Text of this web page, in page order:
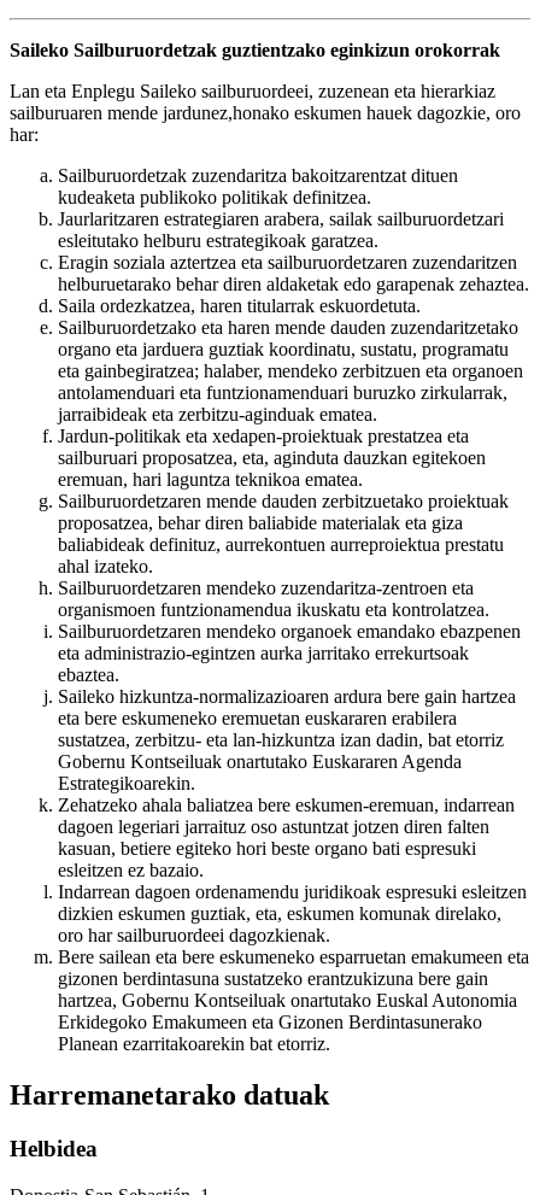
Saileko Sailburuordetzak guztientzako eginkizun orokorrak
Lan eta Enplegu Saileko sailburuordeei, zuzenean eta hierarkiaz
sailburuaren mende jardunez,honako eskumen hauek dagozkie, oro
har:
Sailburuordetzak zuzendaritza bakoitzarentzat dituen
kudeaketa publikoko politikak definitzea.
Jaurlaritzaren estrategiaren arabera, sailak sailburuordetzari
esleitutako helburu estrategikoak garatzea.
Eragin soziala aztertzea eta sailburuordetzaren zuzendaritzen
helburuetarako behar diren aldaketak edo garapenak zehaztea.
Saila ordezkatzea, haren titularrak eskuordetuta.
Sailburuordetzako eta haren mende dauden zuzendaritzetako
organo eta jarduera guztiak koordinatu, sustatu, programatu
eta gainbegiratzea; halaber, mendeko zerbitzuen eta organoen
antolamenduari eta funtzionamenduari buruzko zirkularrak,
jarraibideak eta zerbitzu-aginduak ematea.
Jardun-politikak eta xedapen-proiektuak prestatzea eta
sailburuari proposatzea, eta, aginduta dauzkan egitekoen
eremuan, hari laguntza teknikoa ematea.
Sailburuordetzaren mende dauden zerbitzuetako proiektuak
proposatzea, behar diren baliabide materialak eta giza
baliabideak definituz, aurrekontuen aurreproiektua prestatu
ahal izateko.
Sailburuordetzaren mendeko zuzendaritza-zentroen eta
organismoen funtzionamendua ikuskatu eta kontrolatzea.
Sailburuordetzaren mendeko organoek emandako ebazpenen
eta administrazio-egintzen aurka jarritako errekurtsoak
ebaztea.
Saileko hizkuntza-normalizazioaren ardura bere gain hartzea
eta bere eskumeneko eremuetan euskararen erabilera
sustatzea, zerbitzu- eta lan-hizkuntza izan dadin, bat etorriz
Gobernu Kontseiluak onartutako Euskararen Agenda
Estrategikoarekin.
Zehatzeko ahala baliatzea bere eskumen-eremuan, indarrean
dagoen legeriari jarraituz oso astuntzat jotzen diren falten
kasuan, betiere egiteko hori beste organo bati espresuki
esleitzen ez bazaio.
Indarrean dagoen ordenamendu juridikoak espresuki esleitzen
dizkien eskumen guztiak, eta, eskumen komunak direlako,
oro har sailburuordeei dagozkienak.
Bere sailean eta bere eskumeneko esparruetan emakumeen eta
gizonen berdintasuna sustatzeko erantzukizuna bere gain
hartzea, Gobernu Kontseiluak onartutako Euskal Autonomia
Erkidegoko Emakumeen eta Gizonen Berdintasunerako
Planean ezarritakoarekin bat etorriz.
Harremanetarako datuak
Helbidea